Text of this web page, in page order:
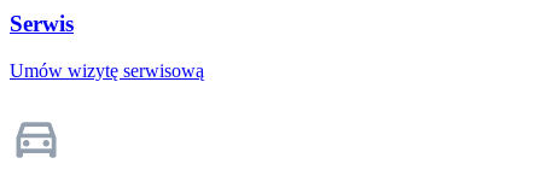
Serwis
Umów wizytę serwisową